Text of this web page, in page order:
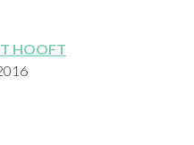
HOOFT